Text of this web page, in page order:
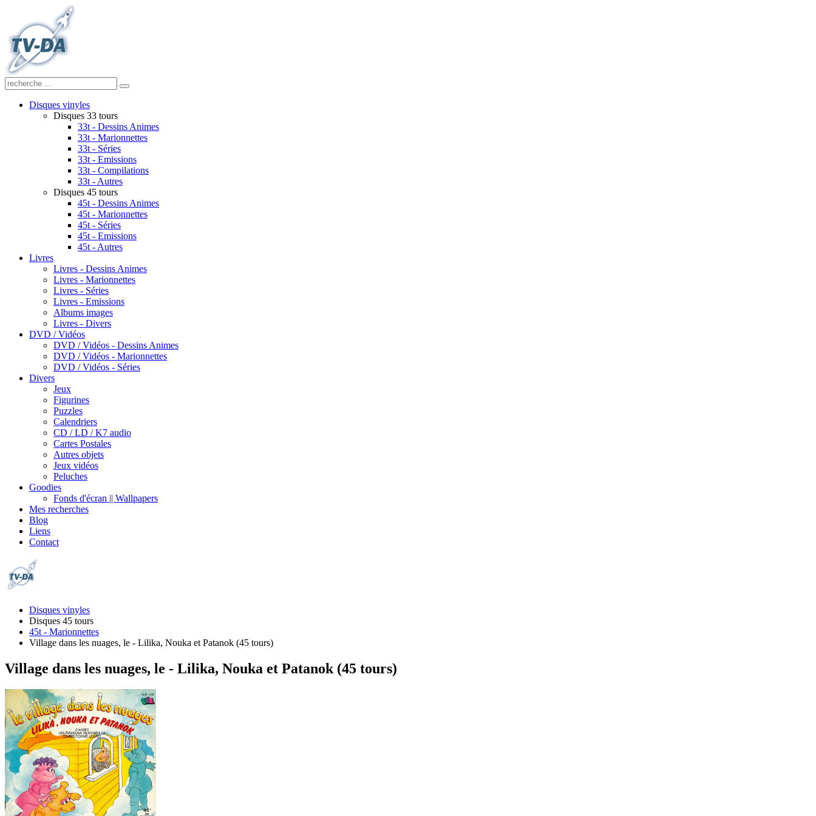
Disques vinyles
Disques 33 tours
33t - Dessins Animes
33t - Marionnettes
33t - Séries
33t - Emissions
33t - Compilations
33t - Autres
Disques 45 tours
45t - Dessins Animes
45t - Marionnettes
45t - Séries
45t - Emissions
45t - Autres
Livres
Livres - Dessins Animes
Livres - Marionnettes
Livres - Séries
Livres - Emissions
Albums images
Livres - Divers
DVD / Vidéos
DVD / Vidéos - Dessins Animes
DVD / Vidéos - Marionnettes
DVD / Vidéos - Séries
Divers
Jeux
Figurines
Puzzles
Calendriers
CD / LD / K7 audio
Cartes Postales
Autres objets
Jeux vidéos
Peluches
Goodies
Fonds d'écran || Wallpapers
Mes recherches
Blog
Liens
Contact
Disques vinyles
Disques 45 tours
45t - Marionnettes
Village dans les nuages, le - Lilika, Nouka et Patanok (45 tours)
Village dans les nuages, le - Lilika, Nouka et Patanok (45 tours)